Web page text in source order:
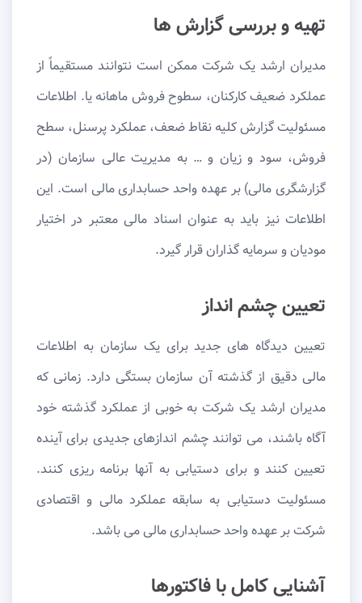
تهیه و بررسی گزارش ها
مدیران ارشد یک شرکت ممکن است نتوانند مستقیماً از
عملکرد ضعیف کارکنان، سطوح فروش ماهانه یا. اطلاعات
مسئولیت گزارش کلیه نقاط ضعف، عملکرد پرسنل، سطح
فروش، سود و زیان و … به مدیریت عالی سازمان (در
گزارشگری مالی) بر عهده واحد حسابداری مالی است. این
اطلاعات نیز باید به عنوان اسناد مالی معتبر در اختیار
مودیان و سرمایه گذاران قرار گیرد.
تعیین چشم انداز
تعیین دیدگاه های جدید برای یک سازمان به اطلاعات
مالی دقیق از گذشته آن سازمان بستگی دارد. زمانی که
مدیران ارشد یک شرکت به خوبی از عملکرد گذشته خود
آگاه باشند، می توانند چشم اندازهای جدیدی برای آینده
تعیین کنند و برای دستیابی به آنها برنامه ریزی کنند.
مسئولیت دستیابی به سابقه عملکرد مالی و اقتصادی
شرکت بر عهده واحد حسابداری مالی می باشد.
آشنایی کامل با فاکتورها